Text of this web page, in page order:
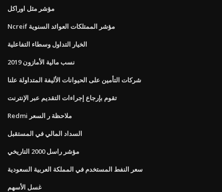
مؤشر مثل اوراكل
Ncreif مؤشر الممتلكات العوائد السنوية
الخيار التداول وسطاء التفاعلية
نسب مالية الأمازون 2019
شركات التأمين على الحيوانات الأليفة المتداولة علنا
تقوم بإرجاع إجراءات التقديم عبر الإنترنت
Redmi ملاحظة ر السعر
السداد المالي في المستقبل
مؤشر راسل 2000 التاريخي
سعر النفط المستخدم في المملكة العربية السعودية
غسل الأسهم